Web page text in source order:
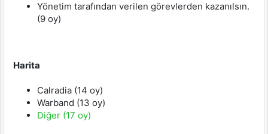
Yönetim tarafından verilen görevlerden kazanılsın.
(9 oy)
Harita
Calradia (14 oy)
Warband (13 oy)
Diğer (17 oy)